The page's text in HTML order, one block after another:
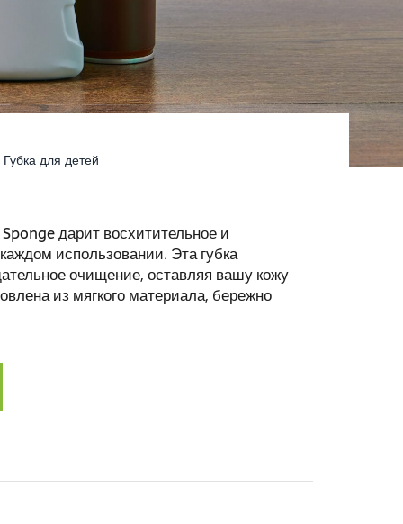
Губка для детей
дарит восхитительное и
использовании. Эта губка
очищение, оставляя вашу кожу
из мягкого материала, бережно